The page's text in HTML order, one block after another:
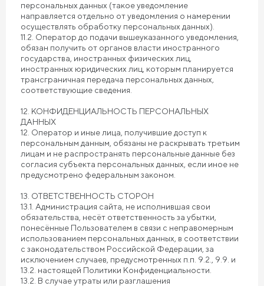
персональных данных (такое уведомление
направляется отдельно от уведомления о намерении
осуществлять обработку персональных данных).
11.2. Оператор до подачи вышеуказанного уведомления,
обязан получить от органов власти иностранного
государства, иностранных физических лиц,
иностранных юридических лиц, которым планируется
трансграничная передача персональных данных,
соответствующие сведения.
12. КОНФИДЕНЦИАЛЬНОСТЬ ПЕРСОНАЛЬНЫХ
ДАННЫХ
12. Оператор и иные лица, получившие доступ к
персональным данным, обязаны не раскрывать третьим
лицам и не распространять персональные данные без
согласия субъекта персональных данных, если иное не
предусмотрено федеральным законом.
13. ОТВЕТСТВЕННОСТЬ СТОРОН
13.1. Администрация сайта, не исполнившая свои
обязательства, несёт ответственность за убытки,
понесённые Пользователем в связи с неправомерным
использованием персональных данных, в соответствии
с законодательством Российской Федерации, за
исключением случаев, предусмотренных п.п. 9.2., 9.9. и
13.2. настоящей Политики Конфиденциальности.
13.2. В случае утраты или разглашения